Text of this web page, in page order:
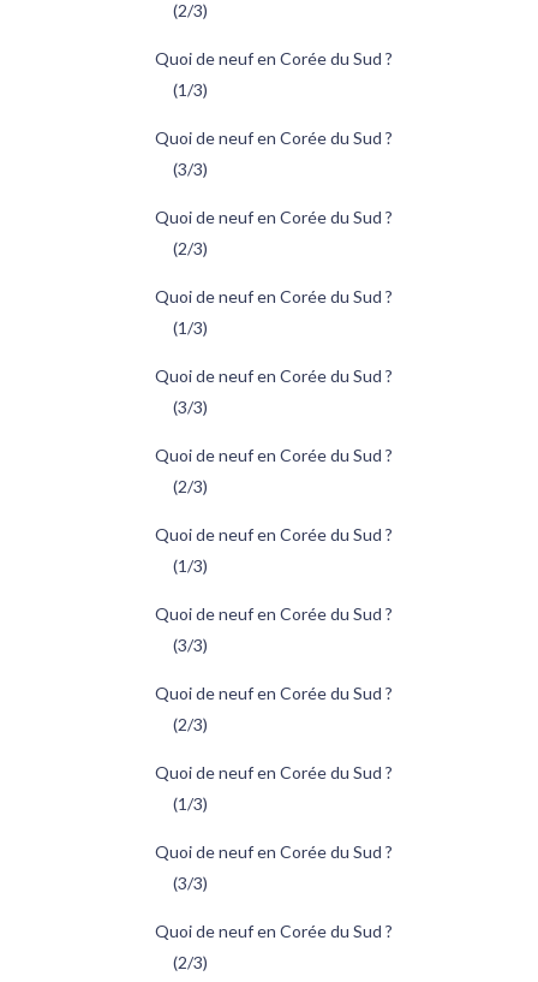
(2/3)
Quoi de neuf en Corée du Sud ?
(1/3)
Quoi de neuf en Corée du Sud ?
(3/3)
Quoi de neuf en Corée du Sud ?
(2/3)
Quoi de neuf en Corée du Sud ?
(1/3)
Quoi de neuf en Corée du Sud ?
(3/3)
Quoi de neuf en Corée du Sud ?
(2/3)
Quoi de neuf en Corée du Sud ?
(1/3)
Quoi de neuf en Corée du Sud ?
(3/3)
Quoi de neuf en Corée du Sud ?
(2/3)
Quoi de neuf en Corée du Sud ?
(1/3)
Quoi de neuf en Corée du Sud ?
(3/3)
Quoi de neuf en Corée du Sud ?
(2/3)